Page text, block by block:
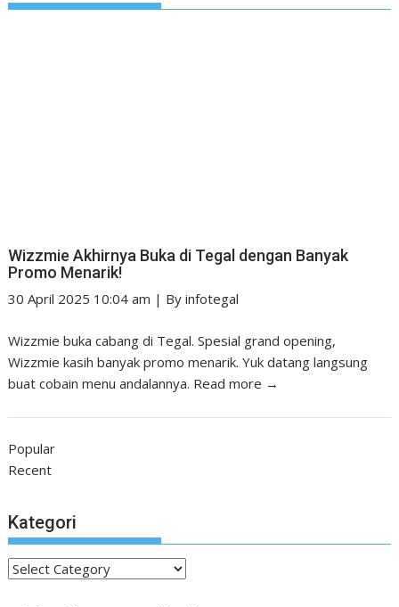
Wizzmie Akhirnya Buka di Tegal dengan Banyak
Promo Menarik!
30 April 2025 10:04 am | Byinfotegal
Wizzmie buka cabang di Tegal. Spesial grand opening,
Wizzmie kasih banyak promo menarik. Yuk datang langsung
buat cobain menu andalannya. Read more →
Popular
Recent
Kategori
Kategori